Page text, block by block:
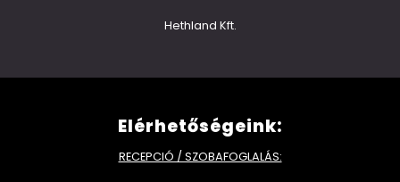
Hethland Kft.
Elérhetőségeink:
RECEPCIÓ / SZOBAFOGLALÁS: